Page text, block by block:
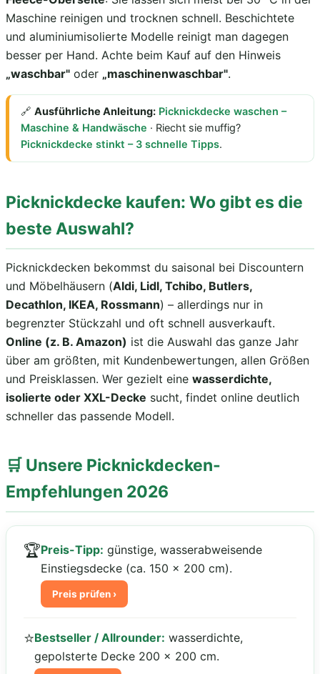
Maschine reinigen und trocknen schnell. Beschichtete
und aluminiumisolierte Modelle reinigt man dagegen
besser per Hand. Achte beim Kauf auf den Hinweis
„waschbar" oder „maschinenwaschbar".
🔗 Ausführliche Anleitung: Picknickdecke waschen –
Maschine & Handwäsche · Riecht sie muffig?
Picknickdecke stinkt – 3 schnelle Tipps.
Picknickdecke kaufen: Wo gibt es die
beste Auswahl?
Picknickdecken bekommst du saisonal bei Discountern
und Möbelhäusern (Aldi, Lidl, Tchibo, Butlers,
Decathlon, IKEA, Rossmann) – allerdings nur in
begrenzter Stückzahl und oft schnell ausverkauft.
Online (z. B. Amazon) ist die Auswahl das ganze Jahr
über am größten, mit Kundenbewertungen, allen Größen
und Preisklassen. Wer gezielt eine wasserdichte,
isolierte oder XXL-Decke sucht, findet online deutlich
schneller das passende Modell.
🛒 Unsere Picknickdecken-
Empfehlungen 2026
🏆Preis-Tipp: günstige, wasserabweisende
Einstiegsdecke (ca. 150 × 200 cm).
Preis prüfen ›
⭐Bestseller / Allrounder: wasserdichte,
gepolsterte Decke 200 × 200 cm.